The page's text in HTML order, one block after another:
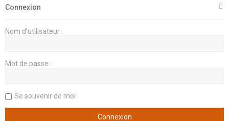
Connexion
Nom d’utilisateur :
Mot de passe :
Se souvenir de moi